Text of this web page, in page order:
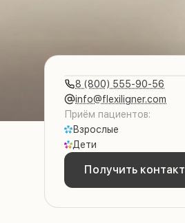
8 (800) 555-90-56
info@flexiligner.com
Приём пациентов:
Взрослые
Дети
Получить контакт